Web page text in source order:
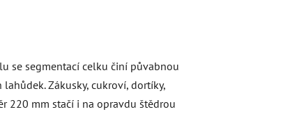
se segmentací celku činí půvabnou
Zákusky, cukroví, dortíky,
220 mm stačí i na opravdu štědrou